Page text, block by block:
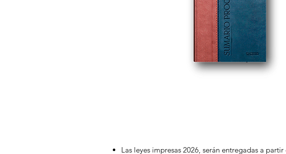
Las leyes impresas 2026, serán entregadas a